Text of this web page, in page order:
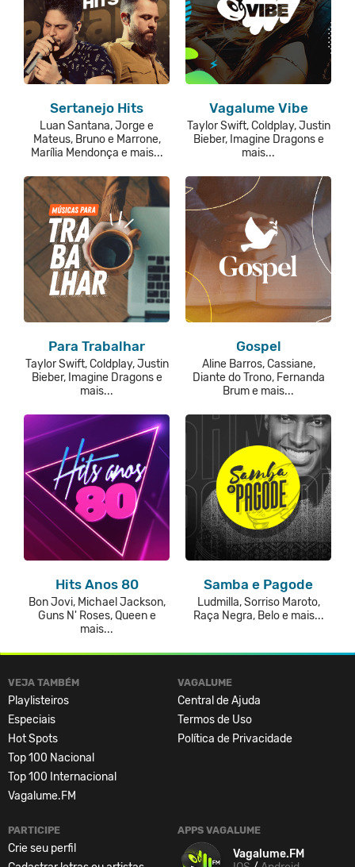
Sertanejo Hits
Luan Santana, Jorge e
Mateus, Bruno e Marrone,
Marília Mendonça e mais...
Vagalume Vibe
Taylor Swift, Coldplay, Justin
Bieber, Imagine Dragons e
mais...
Para Trabalhar
Taylor Swift, Coldplay, Justin
Bieber, Imagine Dragons e
mais...
Gospel
Aline Barros, Cassiane,
Diante do Trono, Fernanda
Brum e mais...
Hits Anos 80
Bon Jovi, Michael Jackson,
Guns N' Roses, Queen e
mais...
Samba e Pagode
Ludmilla, Sorriso Maroto,
Raça Negra, Belo e mais...
VEJA TAMBÉM
Playlisteiros
Especiais
Hot Spots
Top 100 Nacional
Top 100 Internacional
Vagalume.FM
VAGALUME
Central de Ajuda
Termos de Uso
Política de Privacidade
PARTICIPE
Crie seu perfil
APPS VAGALUME
Vagalume.FM